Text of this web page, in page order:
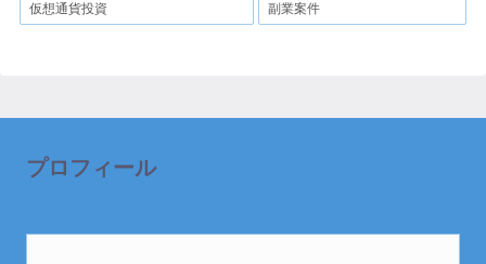
仮想通貨投資 副業案件
プロフィール